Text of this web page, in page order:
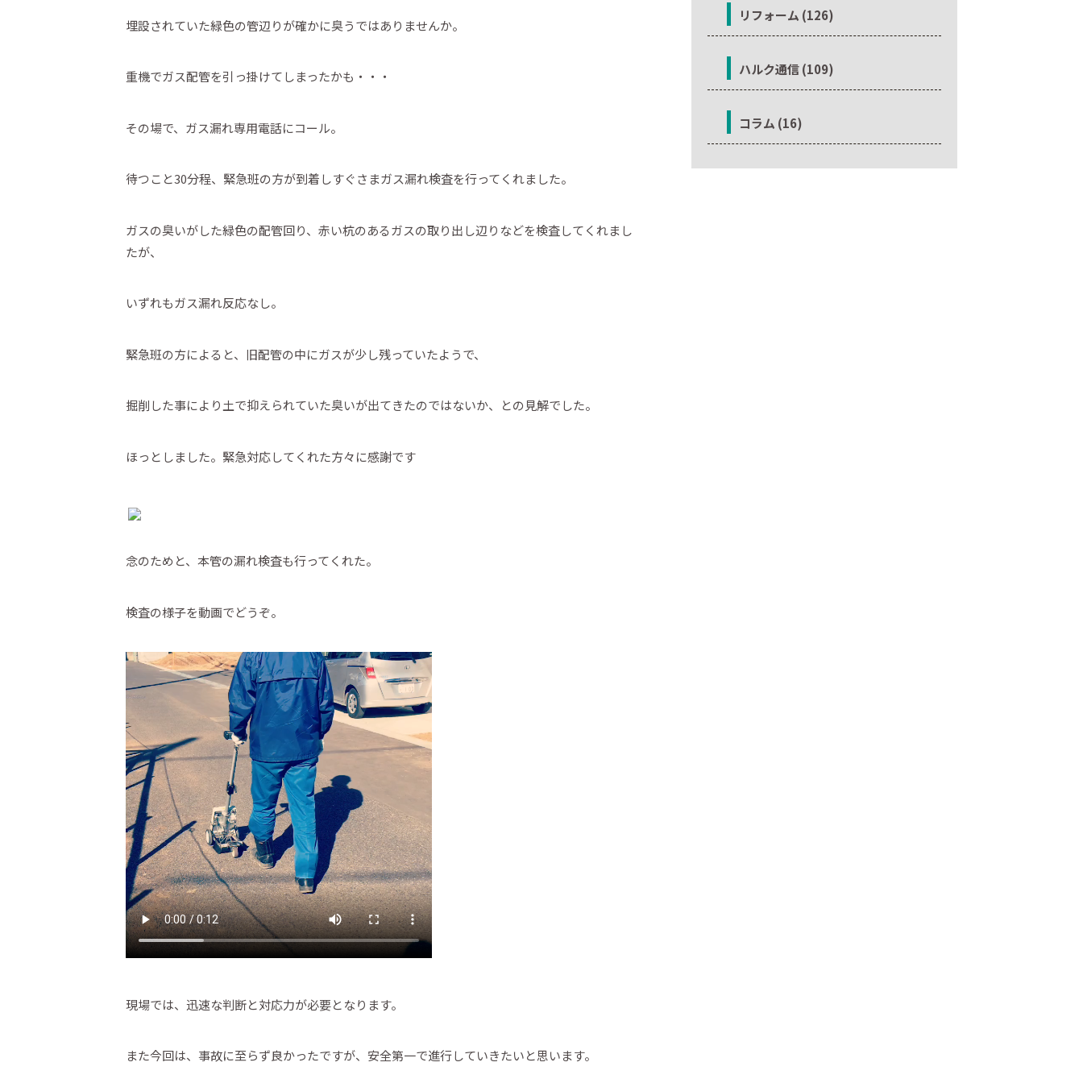
埋設されていた緑色の管辺りが確かに臭うではありませんか。
重機でガス配管を引っ掛けてしまったかも・・・
その場で、ガス漏れ専用電話にコール。
待つこと30分程、緊急班の方が到着しすぐさまガス漏れ検査を行ってくれました。
ガスの臭いがした緑色の配管回り、赤い杭のあるガスの取り出し辺りなどを検査してくれまし
たが、
いずれもガス漏れ反応なし。
緊急班の方によると、旧配管の中にガスが少し残っていたようで、
掘削した事により土で抑えられていた臭いが出てきたのではないか、との見解でした。
ほっとしました。緊急対応してくれた方々に感謝です
念のためと、本管の漏れ検査も行ってくれた。
検査の様子を動画でどうぞ。
現場では、迅速な判断と対応力が必要となります。
また今回は、事故に至らず良かったですが、安全第一で進行していきたいと思います。
リフォーム (126)
ハルク通信 (109)
コラム (16)